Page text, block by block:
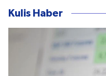
Kulis Haber